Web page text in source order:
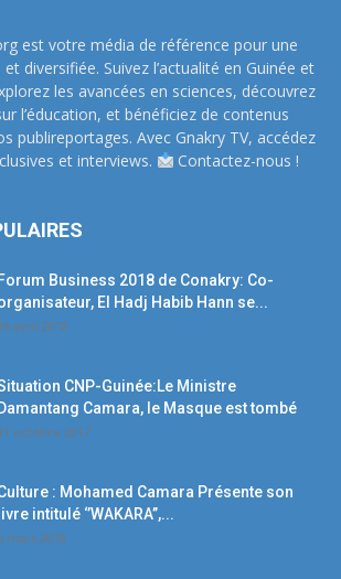
est votre média de référence pour une
diversifiée. Suivez l’actualité en Guinée et
les avancées en sciences, découvrez
l’éducation, et bénéficiez de contenus
publireportages. Avec Gnakry TV, accédez
et interviews.
Contactez-nous !
Business 2018 de Conakry: Co-
El Hadj Habib Hann se...
avril 2018
CNP-Guinée:Le Ministre
Camara, le Masque est tombé
octobre 2017
: Mohamed Camara Présente son
intitulé ‘’WAKARA’’,...
mars 2018